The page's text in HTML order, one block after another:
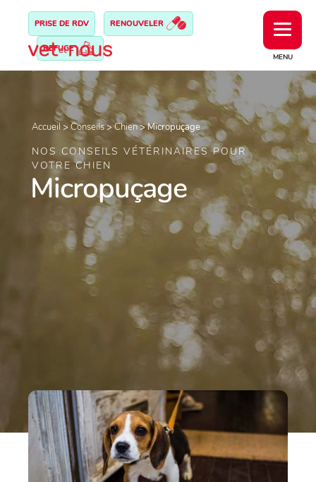
MENU
PRISE DE RDV RENOUVELER
REFUGE
Accueil >Conseils>Chien>Micropuçage
NOS CONSEILS VÉTÉRINAIRES POUR
VOTRE CHIEN
Micropuçage